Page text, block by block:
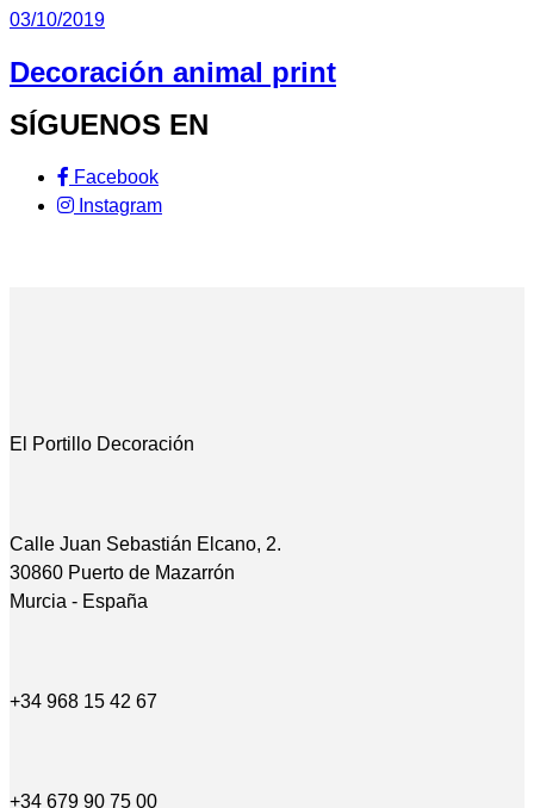
03/10/2019
Decoración animal print
SÍGUENOS EN
Facebook
Instagram
El Portillo Decoración
Calle Juan Sebastián Elcano, 2.
30860 Puerto de Mazarrón
Murcia - España
+34 968 15 42 67
+34 679 90 75 00